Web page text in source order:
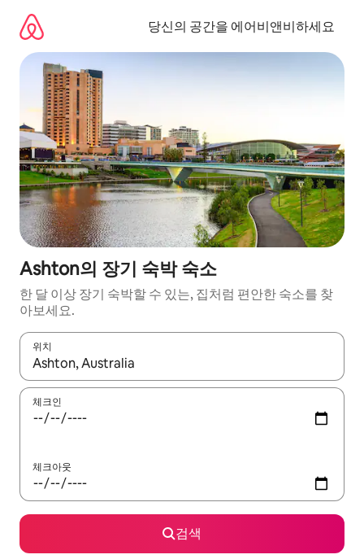
당신의 공간을 에어비앤비하세요
Ashton의 장기 숙박 숙소
한 달 이상 장기 숙박할 수 있는, 집처럼 편안한 숙소를 찾
아보세요.
위치
결과가 나오면 위·아래 화살표 키를 사용하거나 터치 또는 스와이
체크인
체크아웃
검색